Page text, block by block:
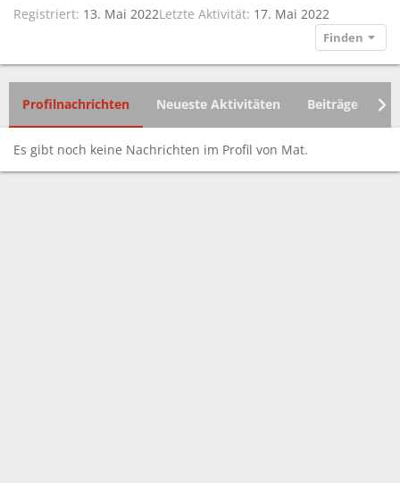
Registriert 13. Mai 2022Letzte Aktivität 17. Mai 2022
Finden
Profilnachrichten Neueste Aktivitäten Beiträge
Es gibt noch keine Nachrichten im Profil von Mat.